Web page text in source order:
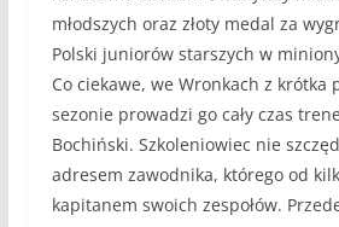
młodszych oraz złoty medal za
Polski juniorów starszych w
Co ciekawe, we Wronkach z krótka
sezonie prowadzi go cały czas
Bochiński. Szkoleniowiec nie
adresem zawodnika, którego od
kapitanem swoich zespołów.